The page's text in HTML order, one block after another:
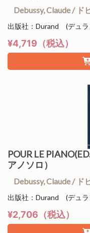
Debussy, Claude / ド
出版社：Durand (デュラ
¥4,719（税込）
POUR LE
アノソロ）
Debussy, Claude / ド
出版社：Durand (デュラ
¥2,706（税込）